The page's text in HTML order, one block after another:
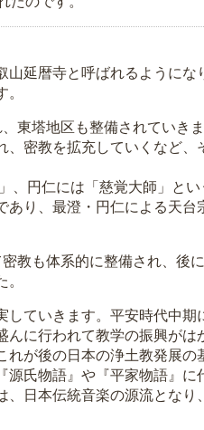
延暦寺と呼ばれるようにな
東塔地区も整備されていき
密教を拡充していくなど、
円仁には「慈覚大師」とい
り、最澄・円仁による天台
教も体系的に整備され、後
ていきます。平安時代中期
に行われて教学の振興がは
が後の日本の浄土教発展の
氏物語』や『平家物語』に
日本伝統音楽の源流となり